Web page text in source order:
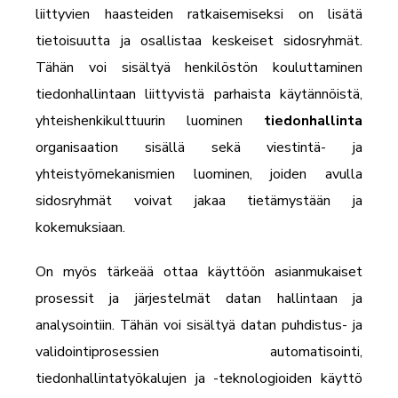
liittyvien haasteiden ratkaisemiseksi on lisätä
tietoisuutta ja osallistaa keskeiset sidosryhmät.
Tähän voi sisältyä henkilöstön kouluttaminen
tiedonhallintaan liittyvistä parhaista käytännöistä,
yhteishenkikulttuurin luominen tiedonhallinta
organisaation sisällä sekä viestintä- ja
yhteistyömekanismien luominen, joiden avulla
sidosryhmät voivat jakaa tietämystään ja
kokemuksiaan.
On myös tärkeää ottaa käyttöön asianmukaiset
prosessit ja järjestelmät datan hallintaan ja
analysointiin. Tähän voi sisältyä datan puhdistus- ja
validointiprosessien automatisointi,
tiedonhallintatyökalujen ja -teknologioiden käyttö